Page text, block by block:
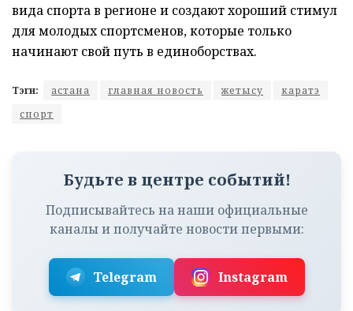
вида спорта в регионе и создают хороший стимул
для молодых спортсменов, которые только
начинают свой путь в единоборствах.
Тэги: астана главная новость жетысу
каратэ
спорт
Будьте в центре событий!
Подписывайтесь на наши официальные
каналы и получайте новости первыми:
Telegram Instagram